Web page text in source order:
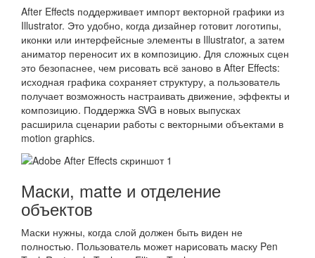
After Effects поддерживает импорт векторной графики из
Illustrator. Это удобно, когда дизайнер готовит логотипы,
иконки или интерфейсные элементы в Illustrator, а затем
аниматор переносит их в композицию. Для сложных сцен
это безопаснее, чем рисовать всё заново в After Effects:
исходная графика сохраняет структуру, а пользователь
получает возможность настраивать движение, эффекты и
композицию. Поддержка SVG в новых выпусках
расширила сценарии работы с векторными объектами в
motion graphics.
Маски, matte и отделение
объектов
Маски нужны, когда слой должен быть виден не
полностью. Пользователь может нарисовать маску Pen